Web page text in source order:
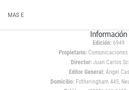
MAS E
Información
Edición: 6949
Propietario:Comunicaciones
Director: Juan Carlos
Editor General:Ángel
Domicilio:Fotheringham 445,